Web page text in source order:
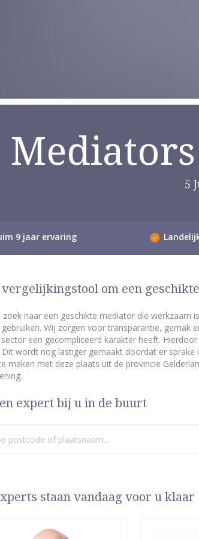
5
9 jaar ervaring
vergelijkingstool om een
zoek naar een geschikte mediator die werkzaam
gebruiken. Wij zorgen voor transparantie, gemak
sector een gecompliceerd karakter heeft.
wordt nog lastiger gemaakt doordat er
maken met deze plaats uit de provincie
expert bij u in de buurt
staan vandaag voor u klaar